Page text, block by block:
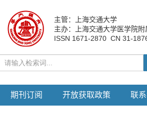
主管：上海交通大学
主办：上海交通大学医学院
ISSN 1671-2870 CN 31-
期刊订阅 开放获取政策 联系